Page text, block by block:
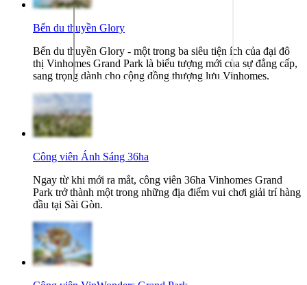
Bến du thuyền Glory
Bến du thuyền Glory - một trong ba siêu tiện ích của đại đô
thị Vinhomes Grand Park là biểu tượng mới của sự đẳng cấp,
sang trọng dành cho cộng đồng thượng lưu Vinhomes.
Công viên Ánh Sáng 36ha
Ngay từ khi mới ra mắt, công viên 36ha Vinhomes Grand
Park trở thành một trong những địa điểm vui chơi giải trí hàng
đầu tại Sài Gòn.